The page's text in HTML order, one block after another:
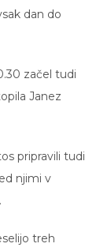
dan do
začel tudi
Janez
pripravili tudi
njimi v
treh